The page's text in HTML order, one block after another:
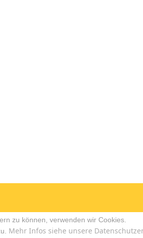
zu können, verwenden wir Cookies.
Mehr Infos siehe unsere